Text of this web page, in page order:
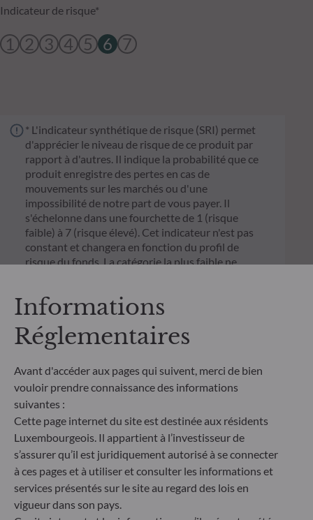
Indicateur de risque*
1 2 3 4 5 6 7
* L'indicateur synthétique de risque (SRI) permet
d'apprécier le niveau de risque de ce produit par
rapport à d'autres. Il indique la probabilité que ce
produit enregistre des pertes en cas de
mouvements sur les marchés ou d'une
impossibilité de notre part de vous payer. Il
s'échelonne dans une fourchette de 1 (risque
faible) à 7 (risque élevé). Cet indicateur n'est pas
constant et changera en fonction du profil de
risque du fonds. La catégorie la plus faible ne
pourraient ne pas constituer une indication fiable
objectifs de gestion en termes de risque ne peut
être garantie.
Informations
Réglementaires
Avant d'accéder aux pages qui suivent, merci de bien
vouloir prendre connaissance des informations
suivantes :
Cette page internet du site est destinée aux résidents
Luxembourgeois. Il appartient à l’investisseur de
s’assurer qu’il est juridiquement autorisé à se connecter
à ces pages et à utiliser et consulter les informations et
services présentés sur le site au regard des lois en
vigueur dans son pays.